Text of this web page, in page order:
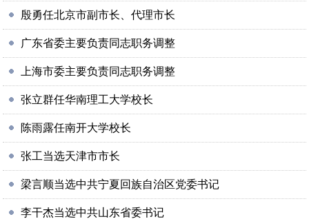
殷勇任北京市副市长、代理市长
广东省委主要负责同志职务调整
上海市委主要负责同志职务调整
张立群任华南理工大学校长
陈雨露任南开大学校长
张工当选天津市市长
梁言顺当选中共宁夏回族自治区党委书记
李干杰当选中共山东省委书记